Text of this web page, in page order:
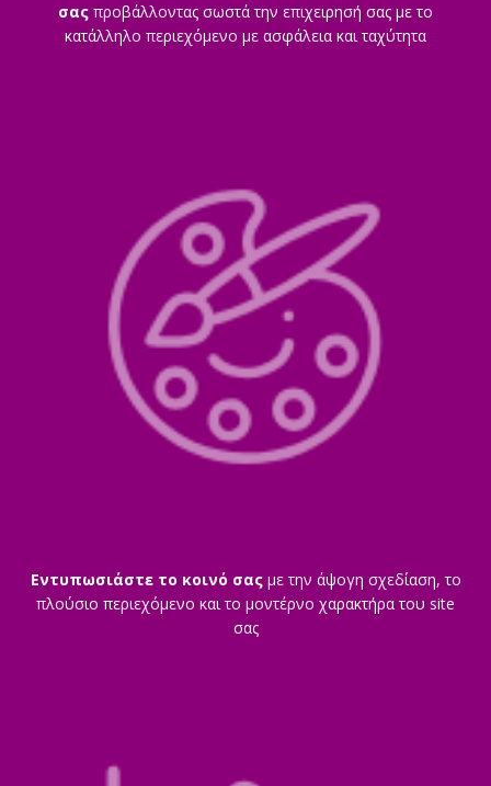
σας προβάλλοντας σωστά την επιχειρησή σας με το
κατάλληλο περιεχόμενο με ασφάλεια και ταχύτητα
Εντυπωσιάστε το κοινό σαςμε την άψογη σχεδίαση, τo
πλούσιο περιεχόμενο και το μοντέρνο χαρακτήρα του site
σας